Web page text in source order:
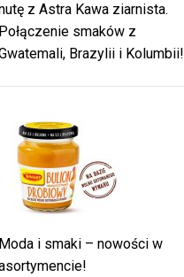
z Astra Kawa ziarnista.
Połączenie smaków z
Brazylii i Kolumbii!
Moda i smaki – nowości w